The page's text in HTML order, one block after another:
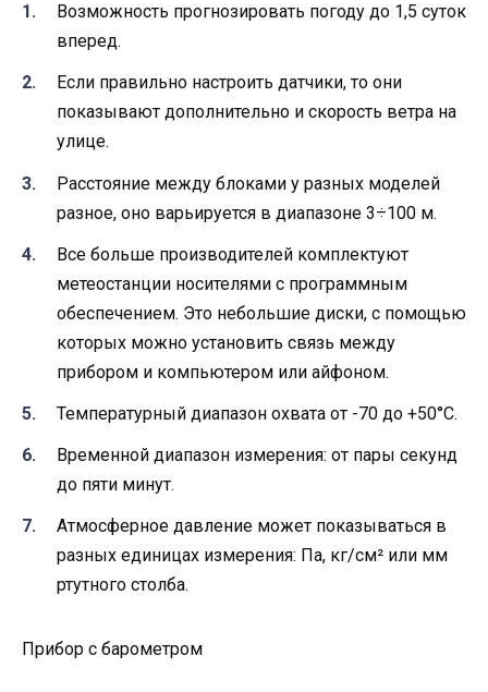
Возможность прогнозировать погоду до 1,5 суток
вперед.
Если правильно настроить датчики, то они
показывают дополнительно и скорость ветра на
улице.
Расстояние между блоками у разных моделей
разное, оно варьируется в диапазоне 3÷100 м.
Все больше производителей комплектуют
метеостанции носителями с программным
обеспечением. Это небольшие диски, с помощью
которых можно установить связь между
прибором и компьютером или айфоном.
Температурный диапазон охвата от -70 до +50°С.
Временной диапазон измерения: от пары секунд
до пяти минут.
Атмосферное давление может показываться в
разных единицах измерения: Па, кг/см² или мм
ртутного столба.
Прибор с барометром